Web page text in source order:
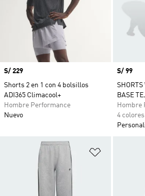
Precio
S/ 229
Shorts 2 en 1 con 4 bolsillos
ADI365 Climacool+
Hombre Performance
Nuevo
Precio
S/ 99
SHORTS
BASE
Hombre
4 colores
Añadir a la